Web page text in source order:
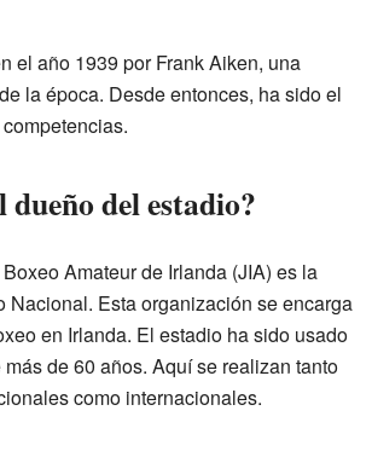
el año 1939 por Frank Aiken, una
la época. Desde entonces, ha sido el
dueño del estadio?
Amateur de Irlanda (JIA) es la
Nacional. Esta organización se encarga
en Irlanda. El estadio ha sido usado
de 60 años. Aquí se realizan tanto
como internacionales.